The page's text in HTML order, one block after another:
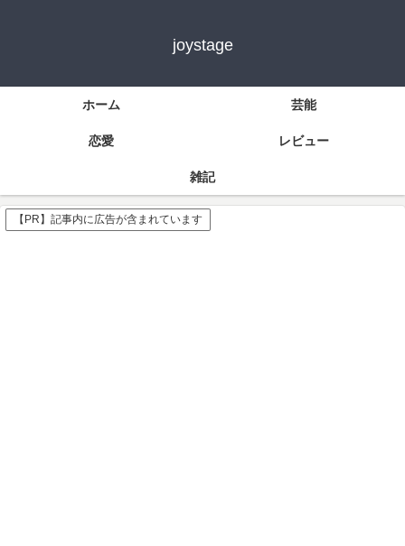
joystage
ホーム 芸能
恋愛 レビュー
雑記
【PR】記事内に広告が含まれています